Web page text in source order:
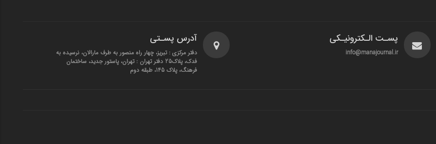
پسـت الـکترونیـکی
info@manajournal.ir
آدرس پسـتی
دفتر مرکزی : تبریز، چهار راه منصور به طرف مارالان، نرسیده به
فدک، پلاک25 دفتر تهران : تهران، پاستور جدید، ساختمان
فرهنگ، پلاک 145، طبقه دوم